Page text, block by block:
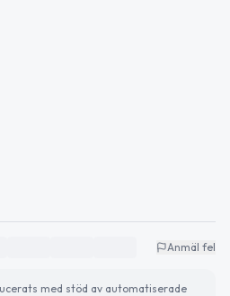
Anmäl fel
med stöd av automatiserade